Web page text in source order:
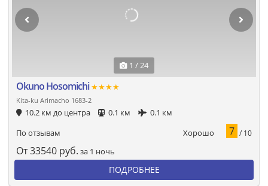
1 / 24
Okuno Hosomichi★★★★
Kita-ku Arimacho 1683-2
10.2 км до центра 0.1 км
0.1 км
По отзывам
Хорошо 7 / 10
От33540 руб. за 1 ночь
ПОДРОБНЕЕ